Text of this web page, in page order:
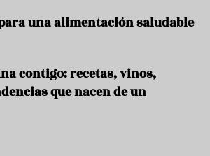
una alimentación saludable
contigo: recetas, vinos,
que nacen de un